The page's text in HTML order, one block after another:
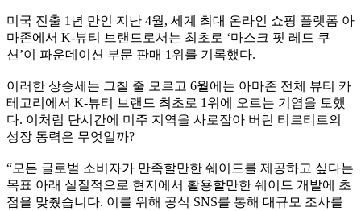
미국 진출 1년 만인 지난 4월, 세계 최대 온라인 쇼핑 플랫폼 아
마존에서 K-뷰티 브랜드로서는 최초로 ‘마스크 핏 레드 쿠
션’이 파운데이션 부문 판매 1위를 기록했다.
이러한 상승세는 그칠 줄 모르고 6월에는 아마존 전체 뷰티 카
테고리에서 K-뷰티 브랜드 최초로 1위에 오르는 기염을 토했
다. 이처럼 단시간에 미주 지역을 사로잡아 버린 티르티르의
성장 동력은 무엇일까?
“모든 글로벌 소비자가 만족할만한 쉐이드를 제공하고 싶다는
목표 아래 실질적으로 현지에서 활용할만한 쉐이드 개발에 초
점을 맞췄습니다. 이를 위해 공식 SNS를 통해 대규모 조사를